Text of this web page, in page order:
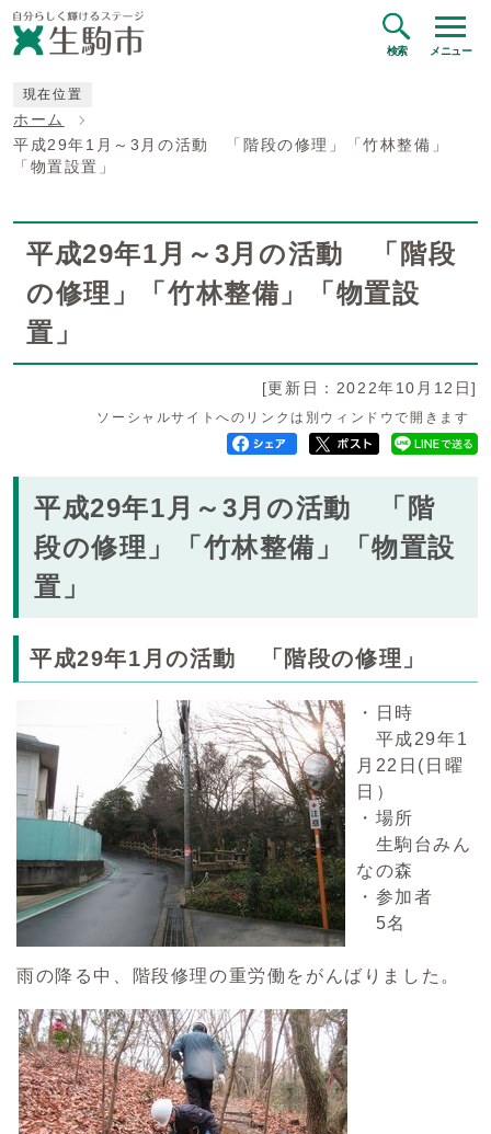
検索 メニュー
現在位置
ホーム
平成29年1月～3月の活動 「階段の修理」「竹林整備」
「物置設置」
平成29年1月～3月の活動 「階段
の修理」「竹林整備」「物置設
置」
[更新日：2022年10月12日]
ソーシャルサイトへのリンクは別ウィンドウで開きます
平成29年1月～3月の活動 「階
段の修理」「竹林整備」「物置設
置」
平成29年1月の活動 「階段の修理」
・日時
平成29年1
月22日(日曜
日）
・場所
生駒台みん
なの森
・参加者
5名
雨の降る中、階段修理の重労働をがんばりました。